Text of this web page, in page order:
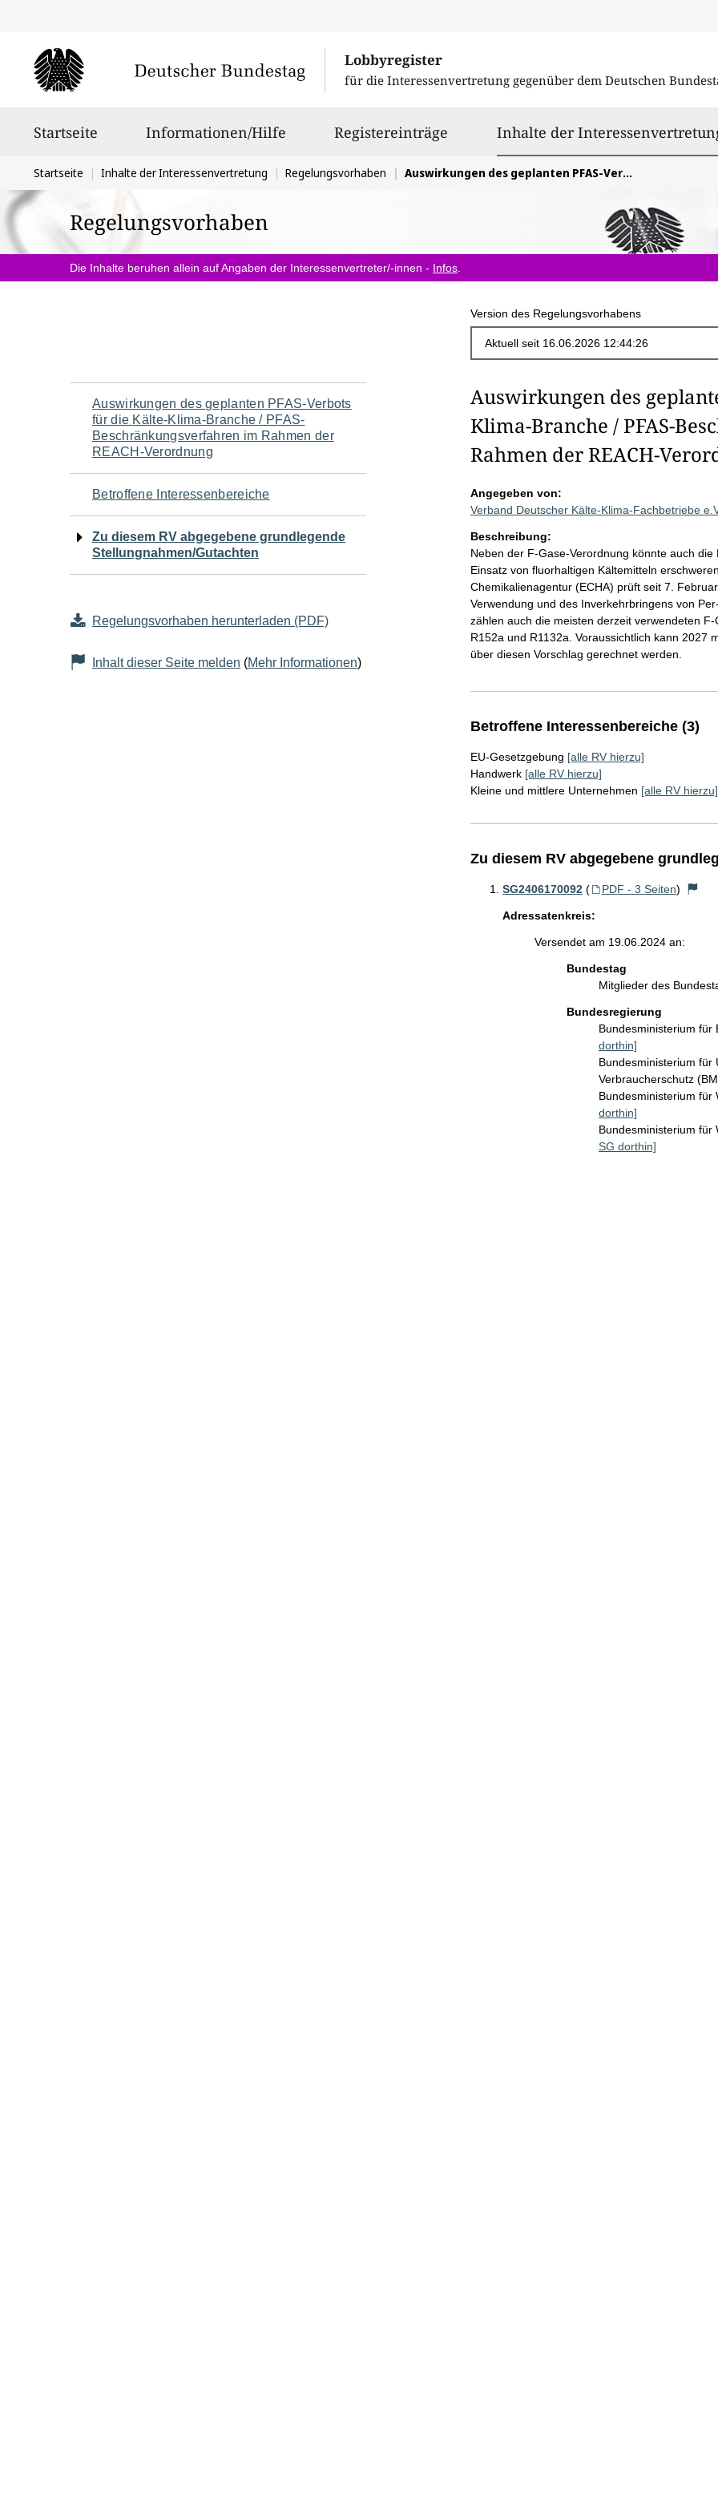
Lobbyregister
für die Interessenvertretung gegenüber dem Deutschen
Startseite Informationen/Hilfe Registereinträge Inhalte der
Sie
befinden
sich
hier:
Startseite Inhalte der Interessenvertretung Regelungsvorhaben Auswirkungen des geplanten PFAS-Verbots für die Kälte-Klima-Branche / PFAS-Beschränkungsverfahren im Rahmen der REACH-Verordnung
Regelungsvorhaben
Die Inhalte beruhen allein auf Angaben der Interessenvertreter/-innen - Infos
Version des Regelungsvorhabens
Navigation
für
den
Seiteninhalt
Auswirkungen des geplanten PFAS-Verbots
für die Kälte-Klima-Branche / PFAS-
Beschränkungsverfahren im Rahmen der
REACH-Verordnung
Betroffene Interessenbereiche
Zu diesem RV abgegebene grundlegende
Stellungnahmen/Gutachten
Regelungsvorhaben herunterladen (PDF)
Inhalt dieser Seite melden (Mehr Informationen)
Auswirkungen des
Klima-Branche / PFAS-
Rahmen der REACH-
Angegeben von:
Verband Deutscher Kälte-Klima-Fachbetriebe
Beschreibung:
Neben der F-Gase-Verordnung könnte auch
Einsatz von fluorhaltigen Kältemitteln
Chemikalienagentur (ECHA) prüft seit 7.
Verwendung und des Inverkehrbringens von
zählen auch die meisten derzeit verwendeten
R152a und R1132a. Voraussichtlich kann 2027
über diesen Vorschlag gerechnet werden.
Betroffene Interessenbereiche (3)
EU-Gesetzgebung [alle RV hierzu]
Handwerk [alle RV hierzu]
Kleine und mittlere Unternehmen [alle RV hierzu]
Zu diesem RV abgegebene
SG2406170092 ( PDF - 3 Seiten)
Adressatenkreis:
Versendet am 19.06.2024 an:
Bundestag
Mitglieder des
Bundesregierung
Bundesministerium
dorthin]
Bundesministerium für
Verbraucherschutz
Bundesministerium für
dorthin]
Bundesministerium für
SG dorthin]